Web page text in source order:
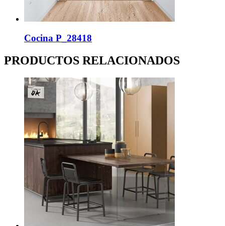
Cocina P_28418
PRODUCTOS RELACIONADOS